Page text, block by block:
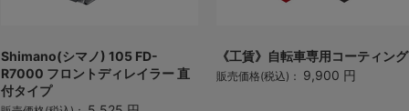
Shimano(シマノ) 105 FD-
R7000 フロントディレイラー 直
付タイプ
《工賃》自転車専用コーティング
販売価格(税込)： 9,900 円